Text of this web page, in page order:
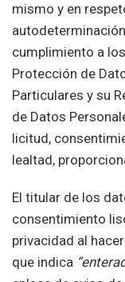
mismo y en
cumplimiento a
Protección de
Particulares y su
de Datos
licitud,
lealtad,
El titular de los
consentimiento
privacidad al hacer
que indica